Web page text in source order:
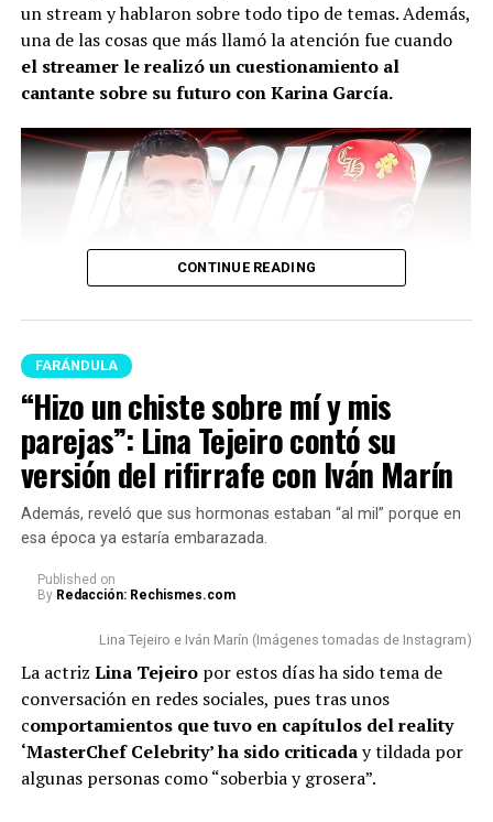
un stream y hablaron sobre todo tipo de temas. Además,
una de las cosas que más llamó la atención fue cuando
el streamer le realizó un cuestionamiento al
cantante sobre su futuro con Karina García.
Kris R y Westcol (Imagen tomada de YouTube)
Para este caso, el novio de Luisa Castrole preguntó al
rapero si, en caso de que las cosas trascendieran con
ella, pensaría hacerla firmar capitulaciones para
salvaguardar su patrimonio.
“¿Las capitulaciones qué?
¿Usted cómo va ahí? ¿Va a
poner a firmar
capitulaciones?”, preguntó
West.
CONTINUE READING
FARÁNDULA
“Hizo un chiste sobre mí y mis
parejas”: Lina Tejeiro contó su
versión del rifirrafe con Iván Marín
Además, reveló que sus hormonas estaban “al mil” porque en
esa época ya estaría embarazada.
Published on
By Redacción: Rechismes.com
Lina Tejeiro e Iván Marín (Imágenes tomadas de Instagram)
La actriz Lina Tejeiropor estos días ha sido tema de
conversación en redes sociales, pues tras unos
comportamientos que tuvo en capítulos del reality
‘MasterChef Celebrity’ ha sido criticaday tildada por
algunas personas como “soberbia y grosera”.